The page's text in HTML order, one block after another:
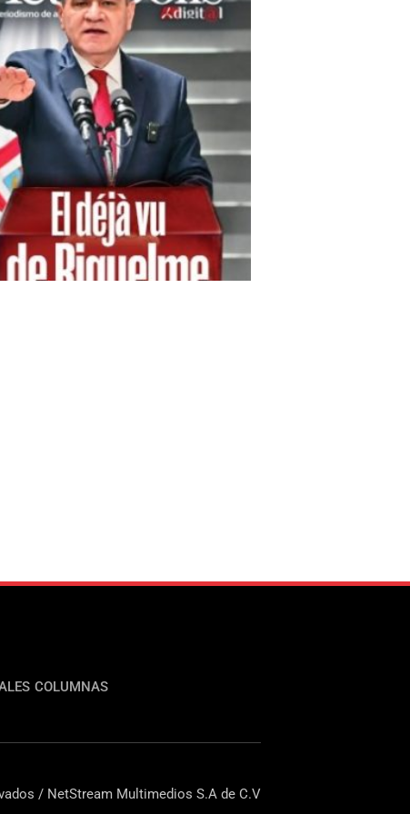
COLUMNAS
/ NetStream Multimedios S.A de C.V